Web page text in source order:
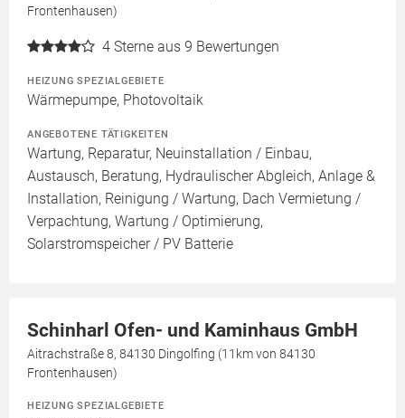
Frontenhausen)
4 Sterne aus 9 Bewertungen
HEIZUNG SPEZIALGEBIETE
Wärmepumpe, Photovoltaik
ANGEBOTENE TÄTIGKEITEN
Wartung, Reparatur, Neuinstallation / Einbau,
Austausch, Beratung, Hydraulischer Abgleich, Anlage &
Installation, Reinigung / Wartung, Dach Vermietung /
Verpachtung, Wartung / Optimierung,
Solarstromspeicher / PV Batterie
Schinharl Ofen- und Kaminhaus GmbH
Aitrachstraße 8, 84130 Dingolfing (11km von 84130
Frontenhausen)
HEIZUNG SPEZIALGEBIETE